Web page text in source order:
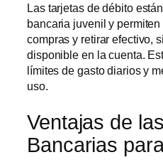
Las tarjetas de débito
bancaria juvenil y
compras y retirar efectivo,
disponible en la cuenta.
límites de gasto diarios y
uso.
Ventajas de
Bancarias